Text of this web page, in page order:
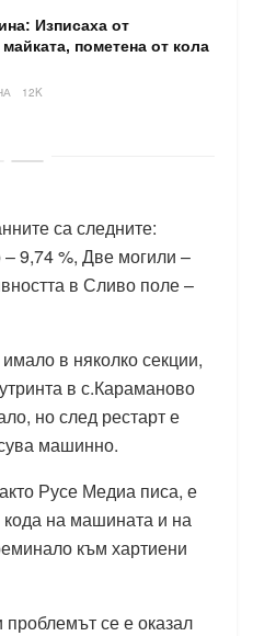
Изписаха от
пометена от кола
12K
са следните:
9,74 %, Две могили –
в Сливо поле –
в няколко секции,
в с.Караманово
но след рестарт е
машинно.
Русе Медиа писа, е
кода на машината и на
към хартиени
се е оказал